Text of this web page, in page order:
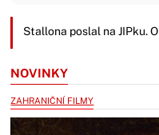
Stallona poslal na JIPku.
NOVINKY
ZAHRANIČNÍ FILMY